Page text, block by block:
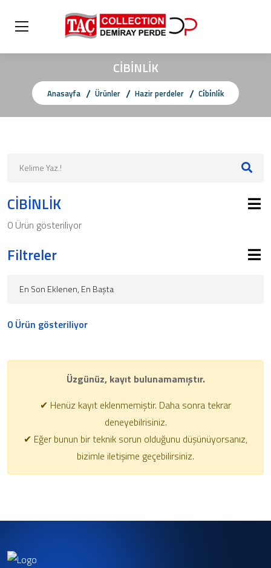
CİBİNLİK
Anasayfa Ürünler Hazir perdeler Ci̇bi̇nli̇k
CİBİNLİK
0 Ürün gösteriliyor
Filtreler
0 Ürün gösteriliyor
Üzgünüz, kayıt bulunamamıştır.
✔ Henüz kayıt eklenmemiştir. Daha sonra tekrar
deneyebilrisiniz.
✔ Eğer bunun bir teknik sorun olduğunu düşünüyorsanız,
bizimle iletişime geçebilirsiniz.